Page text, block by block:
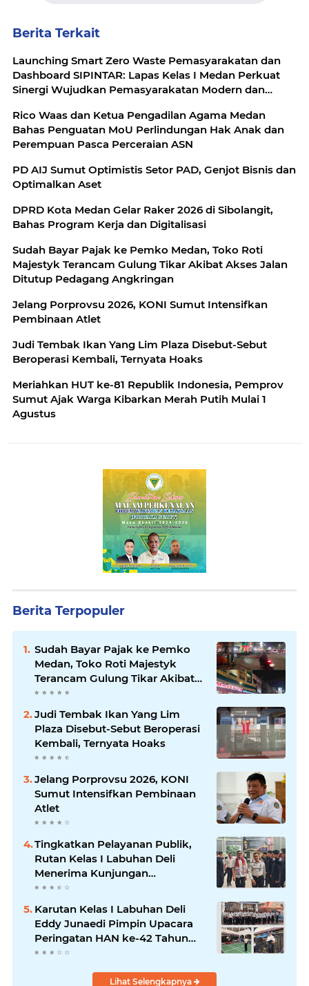
Berita Terkait
Launching Smart Zero Waste Pemasyarakatan dan
Dashboard SIPINTAR: Lapas Kelas I Medan Perkuat
Sinergi Wujudkan Pemasyarakatan Modern dan
Strategis
Rico Waas dan Ketua Pengadilan Agama Medan
Bahas Penguatan MoU Perlindungan Hak Anak dan
Perempuan Pasca Perceraian ASN
PD AIJ Sumut Optimistis Setor PAD, Genjot Bisnis dan
Optimalkan Aset
DPRD Kota Medan Gelar Raker 2026 di Sibolangit,
Bahas Program Kerja dan Digitalisasi
Sudah Bayar Pajak ke Pemko Medan, Toko Roti
Majestyk Terancam Gulung Tikar Akibat Akses Jalan
Ditutup Pedagang Angkringan
Jelang Porprovsu 2026, KONI Sumut Intensifkan
Pembinaan Atlet
Judi Tembak Ikan Yang Lim Plaza Disebut-Sebut
Beroperasi Kembali, Ternyata Hoaks
Meriahkan HUT ke-81 Republik Indonesia, Pemprov
Sumut Ajak Warga Kibarkan Merah Putih Mulai 1
Agustus
Berita Terpopuler
Sudah Bayar Pajak ke Pemko
Medan, Toko Roti Majestyk
Terancam Gulung Tikar Akibat
Akses Jalan Ditutup Pedagang
Judi Tembak Ikan Yang Lim
Plaza Disebut-Sebut Beroperasi
Kembali, Ternyata Hoaks
Jelang Porprovsu 2026, KONI
Sumut Intensifkan Pembinaan
Atlet
Tingkatkan Pelayanan Publik,
Rutan Kelas I Labuhan Deli
Menerima Kunjungan
Rombongan Staf Khusus
Karutan Kelas I Labuhan Deli
Eddy Junaedi Pimpin Upacara
Peringatan HAN ke-42 Tahun
2026
Lihat Selengkapnya